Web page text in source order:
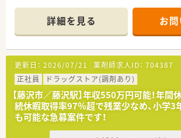
の科目に偏ることなく多岐にわたる処方内
■薬剤師は2名体制で運営されており、地域
身近な相談窓口として、一人ひとりに寄り
す。
【職場環境と雰囲気】
■ドラッグストア併設店ならではの活気が
部門が協力し合って地域のお客様の健やか
す。
■1分単位で残業代が支給されるクリーン
ており、スタッフが心身ともに健康で働ける
す。
詳細を見る お
更新日： 2026/07/21 薬剤師求人ID： 704387
正社員
ドラッグストア(調剤あり)
【藤沢市／藤沢駅】年収550万円可能！年間
続休暇取得率97％超で残業少なめ、小学3
も可能な急募案件です！